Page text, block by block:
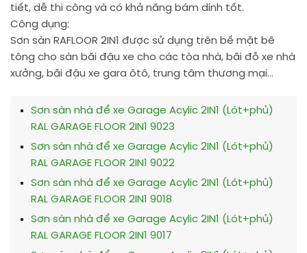
tiết, dễ thi công và có khả năng bám dính tốt.
Công dụng:
Sơn sàn RAFLOOR 2IN1 được sử dụng trên bề mặt bê
tông cho sàn bãi đậu xe cho các tòa nhà, bãi đỗ xe nhà
xưởng, bãi đậu xe gara ôtô, trung tâm thương mại…
Sơn sàn nhà để xe Garage Acylic 2IN1 (Lót+phủ)
RAL GARAGE FLOOR 2IN1 9023
Sơn sàn nhà để xe Garage Acylic 2IN1 (Lót+phủ)
RAL GARAGE FLOOR 2IN1 9022
Sơn sàn nhà để xe Garage Acylic 2IN1 (Lót+phủ)
RAL GARAGE FLOOR 2IN1 9018
Sơn sàn nhà để xe Garage Acylic 2IN1 (Lót+phủ)
RAL GARAGE FLOOR 2IN1 9017